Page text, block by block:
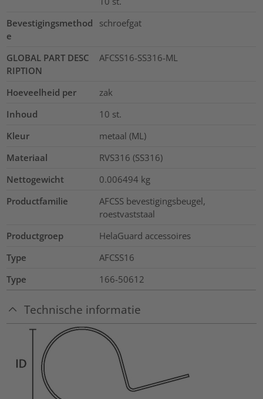
Bevestigingsmethod
e
schroefgat
GLOBAL PART DESC
RIPTION
AFCSS16-SS316-ML
Hoeveelheid per
zak
Inhoud
10 st.
Kleur
metaal (ML)
Materiaal
RVS316 (SS316)
Nettogewicht
0.006494 kg
Productfamilie
AFCSS bevestigingsbeugel,
roestvaststaal
Productgroep
HelaGuard accessoires
Type
AFCSS16
Type
166-50612
Technische informatie